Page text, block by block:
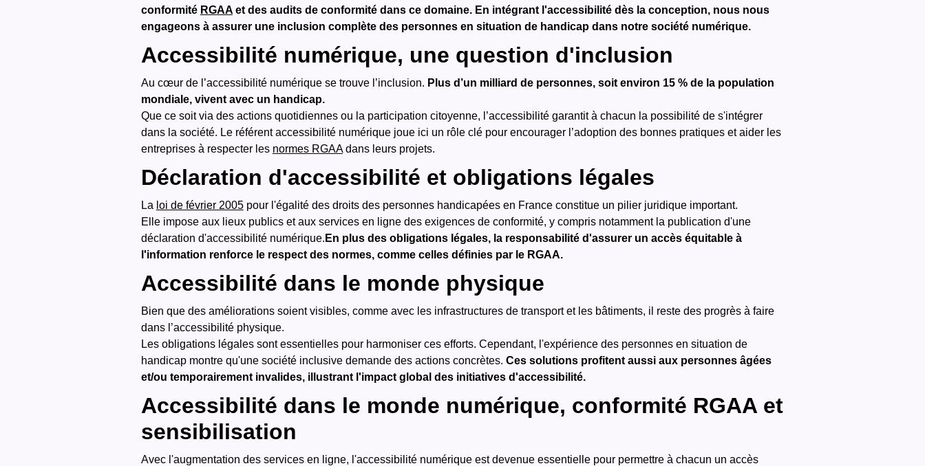
conformité RGAAet des audits de conformité dans ce domaine. En intégrant l'accessibilité dès la conception, nous nous
engageons à assurer une inclusion complète des personnes en situation de handicap dans notre société numérique.
Accessibilité numérique, une question d'inclusion
Au cœur de l’accessibilité numérique se trouve l’inclusion. Plus d’un milliard de personnes, soit environ 15 % de la population
mondiale, vivent avec un handicap.
Que ce soit via des actions quotidiennes ou la participation citoyenne, l’accessibilité garantit à chacun la possibilité de s'intégrer
dans la société. Le référent accessibilité numérique joue ici un rôle clé pour encourager l’adoption des bonnes pratiques et aider les
entreprises à respecter les normes RGAAdans leurs projets.
Déclaration d'accessibilité et obligations légales
La loi de février 2005pour l'égalité des droits des personnes handicapées en France constitue un pilier juridique important.
Elle impose aux lieux publics et aux services en ligne des exigences de conformité, y compris notamment la publication d'une
déclaration d'accessibilité numérique. En plus des obligations légales, la responsabilité d'assurer un accès équitable à
l'information renforce le respect des normes, comme celles définies par le RGAA.
Accessibilité dans le monde physique
Bien que des améliorations soient visibles, comme avec les infrastructures de transport et les bâtiments, il reste des progrès à faire
dans l’accessibilité physique.
Les obligations légales sont essentielles pour harmoniser ces efforts. Cependant, l'expérience des personnes en situation de
handicap montre qu'une société inclusive demande des actions concrètes. Ces solutions profitent aussi aux personnes âgées
et/ou temporairement invalides, illustrant l'impact global des initiatives d'accessibilité.
Accessibilité dans le monde numérique, conformité RGAA et
sensibilisation
Avec l'augmentation des services en ligne, l'accessibilité numérique est devenue essentielle pour permettre à chacun un accès